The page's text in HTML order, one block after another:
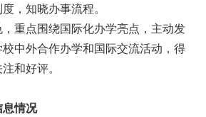
，知晓办事流程。
重点围绕国际化办学亮点，主动发
中外合作办学和国际交流活动，得
和好评。
息情况